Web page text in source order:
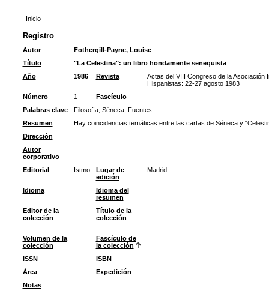
Inicio
Registro
Autor
Fothergill-Payne, Louise
Título
"La Celestina": un libro hondamente senequista
Año
1986 Revista
Actas del VIII Congreso de la Asociación
Hispanistas: 22-27 agosto 1983
Número
1
Fascículo
Palabras clave
Filosofía; Séneca; Fuentes
Resumen
Hay coincidencias temáticas entre las cartas de Séneca y
Dirección
Autor
corporativo
Editorial
Istmo
Lugar de
edición
Madrid
Idioma
Idioma del
resumen
Editor de la
colección
Título de la
colección
Volumen de la
colección
Fascículo de
la colección
ISSN
ISBN
Área
Expedición
Notas